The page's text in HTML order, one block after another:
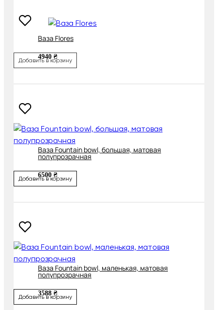
Ваза Flores
4940 ₴
Добавить в корзину
Ваза Fountain bowl, большая, матовая
полупрозрачная
6500 ₴
Добавить в корзину
Ваза Fountain bowl, маленькая, матовая
полупрозрачная
3588 ₴
Добавить в корзину